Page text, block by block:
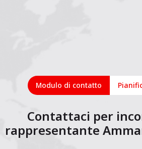
Modulo di contatto
Contattaci per
rappresentante